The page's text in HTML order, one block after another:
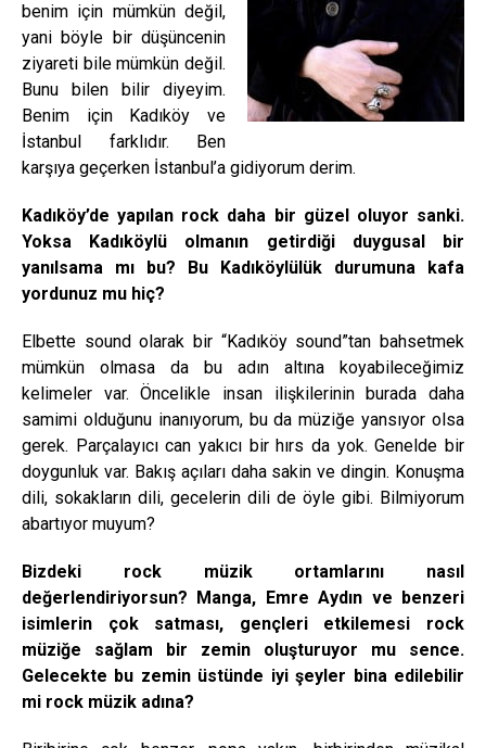
benim için mümkün değil,
yani böyle bir düşüncenin
ziyareti bile mümkün değil.
Bunu bilen bilir diyeyim.
Benim için Kadıköy ve
İstanbul farklıdır. Ben
karşıya geçerken İstanbul’a gidiyorum derim.
Kadıköy’de yapılan rock daha bir güzel oluyor sanki.
Yoksa Kadıköylü olmanın getirdiği duygusal bir
yanılsama mı bu? Bu Kadıköylülük durumuna kafa
yordunuz mu hiç?
Elbette sound olarak bir “Kadıköy sound”tan bahsetmek
mümkün olmasa da bu adın altına koyabileceğimiz
kelimeler var. Öncelikle insan ilişkilerinin burada daha
samimi olduğunu inanıyorum, bu da müziğe yansıyor olsa
gerek. Parçalayıcı can yakıcı bir hırs da yok. Genelde bir
doygunluk var. Bakış açıları daha sakin ve dingin. Konuşma
dili, sokakların dili, gecelerin dili de öyle gibi. Bilmiyorum
abartıyor muyum?
Bizdeki rock müzik ortamlarını nasıl
değerlendiriyorsun? Manga, Emre Aydın ve benzeri
isimlerin çok satması, gençleri etkilemesi rock
müziğe sağlam bir zemin oluşturuyor mu sence.
Gelecekte bu zemin üstünde iyi şeyler bina edilebilir
mi rock müzik adına?